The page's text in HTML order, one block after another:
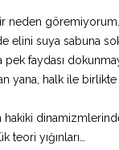
neden
elini suya sabuna
faydası
halk ile
teori yığınları…